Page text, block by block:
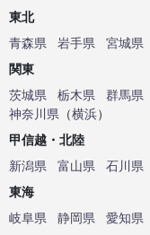
東北
青森県
岩手県 宮城県
関東
茨城県
栃木県 群馬県
神奈川県 （横浜）
甲信越・北陸
新潟県
富山県 石川県
東海
岐阜県
静岡県 愛知県